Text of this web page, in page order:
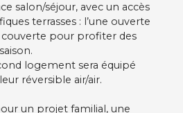
salon/séjour, avec un accès
terrasses : l’une ouverte
couverte pour profiter des
logement sera équipé
réversible air/air.
un projet familial, une